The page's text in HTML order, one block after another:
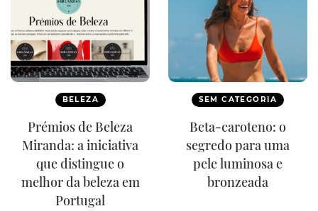
BELEZA
Prémios de Beleza
Miranda: a iniciativa
que distingue o
melhor da beleza em
Portugal
SEM CATEGORIA
Beta-caroteno: o
segredo para uma
pele luminosa e
bronzeada